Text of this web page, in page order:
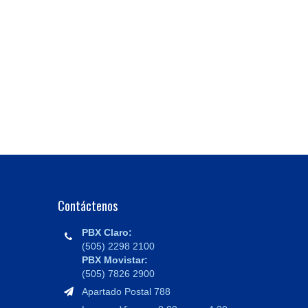
Contáctenos
PBX Claro:
(505) 2298 2100
PBX Movistar:
(505) 7826 2900
Apartado Postal 788